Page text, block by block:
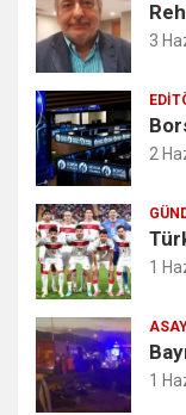
3
2
1
1